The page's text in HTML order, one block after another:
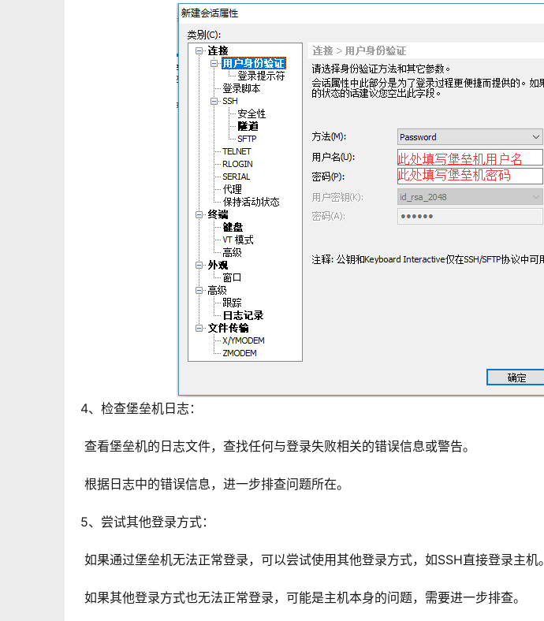
4、检查堡垒机日志：
查看堡垒机的日志文件，查找任何与登录失败相关的错误信息或警告。
根据日志中的错误信息，进一步排查问题所在。
5、尝试其他登录方式：
如果通过堡垒机无法正常登录，可以尝试使用其他登录方式，如SSH直接登录主机。
如果其他登录方式也无法正常登录，可能是主机本身的问题，需要进一步排查。